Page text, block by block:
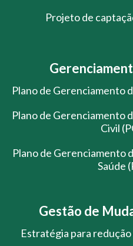
Projeto de
Plano de Gerenciamento
Plano de Gerenciamento
Civil
Plano de Gerenciamento
Saúde
Gestão de
Estratégia para